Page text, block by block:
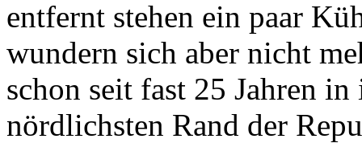
entfernt stehen ein paar
wundern sich aber nicht
schon seit fast 25 Jahren
nördlichsten Rand der